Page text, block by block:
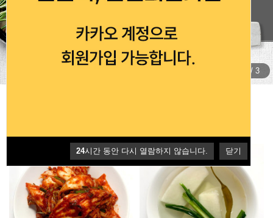
24시간 동안 다시 열람하지 않습니다. 닫기
/ 3